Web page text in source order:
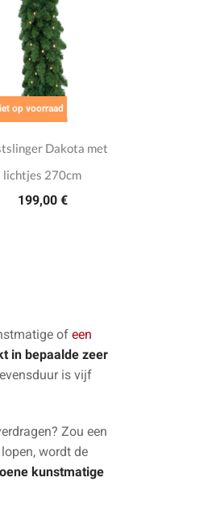
op voorraad
Dakota met
lichtjes 270cm
199,00 €
of een
in bepaalde zeer
is vijf
Zou een
wordt de
kunstmatige